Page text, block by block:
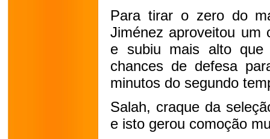
Para tirar o zero do
Jiménez aproveitou um
e subiu mais alto que
chances de defesa
minutos do segundo
Salah, craque da
e isto gerou comoção